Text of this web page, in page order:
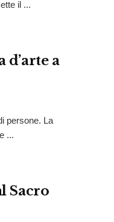
il ...
d’arte a
persone. La
...
Sacro